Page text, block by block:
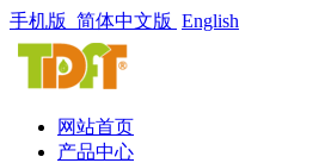
手机版 简体中文版 English
网站首页
产品中心